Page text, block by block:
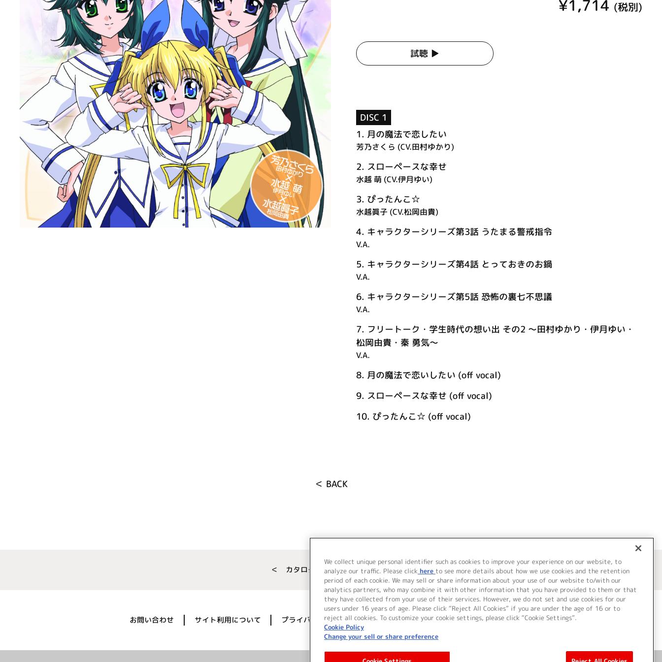
¥1,714 (税別)
試聴 ▶︎
DISC 1
1. 月の魔法で恋したい
芳乃さくら (CV.田村ゆかり)
2. スローペースな幸せ
水越 萌 (CV.伊月ゆい)
3. ぴったんこ☆
水越眞子 (CV.松岡由貴)
4. キャラクターシリーズ第3話 うたまる警戒指令
V.A.
5. キャラクターシリーズ第4話 とっておきのお鍋
V.A.
6. キャラクターシリーズ第5話 恐怖の裏七不思議
V.A.
7. フリートーク・学生時代の想い出 その2 ～田村ゆかり・伊月ゆい・
松岡由貴・秦 勇気～
V.A.
8. 月の魔法で恋いしたい (off vocal)
9. スローペースな幸せ (off vocal)
10. ぴったんこ☆ (off vocal)
＜ BACK
＜ カタログサイト トップページへ
お問い合わせ サイト利用について プライバシーポリシー 著作権／肖像権について Cookie Settings
We collect unique personal identifier such as cookies to improve your experience on our website, to
analyze our traffic. Please click here to see more details about how we use cookies and the retention
period of each cookie. We may sell or share information about your use of our website to/with our
analytics partners, who may combine it with other information that you have provided to them or that
they have collected from your use of their services. However, we do not set and use cookies for our
users under 16 years of age. Please click “Reject All Cookies” if you are under the age of 16 or to
reject all cookies. To customize your cookie settings, please click “Cookie Settings”.
Cookie Policy
Change your sell or share preference